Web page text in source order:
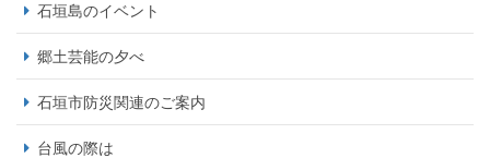
石垣島のイベント
郷土芸能の夕べ
石垣市防災関連のご案内
台風の際は